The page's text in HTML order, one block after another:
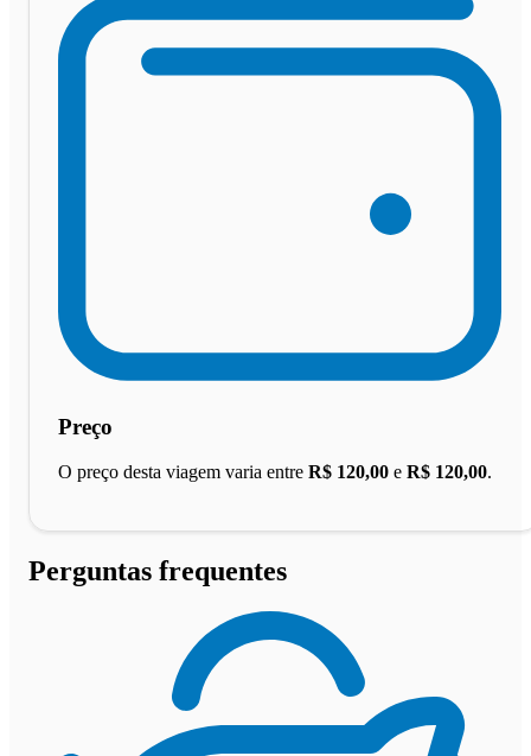
Preço
O preço desta viagem varia entre R$ 120,00 e R$ 120,00.
Perguntas frequentes